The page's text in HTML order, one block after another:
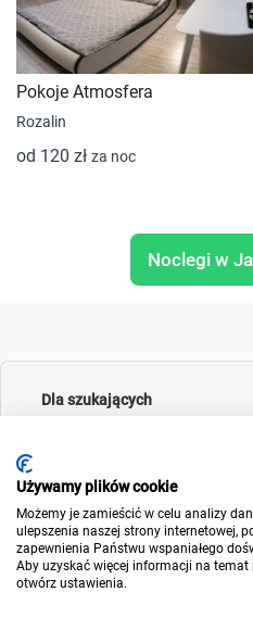
Pokoje Atmosfera
Rozalin
od 120 zł za noc
Noclegi w
Dla szukających
Dla wynajmujących
Używamy plików cookie
Możemy je zamieścić w celu analizy
ulepszenia naszej strony internetowej,
zapewnienia Państwu wspaniałego
Aby uzyskać więcej informacji na
otwórz ustawienia.